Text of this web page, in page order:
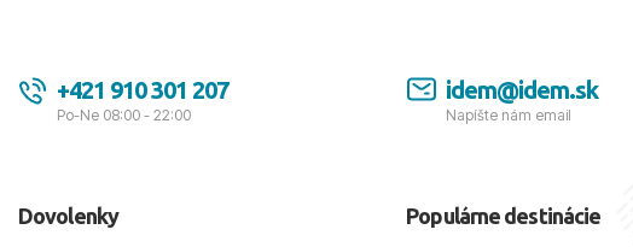
+421 910 301 207
Po-Ne 08:00 - 22:00
idem@idem.sk
Napíšte nám email
Dovolenky
Populárne destinácie